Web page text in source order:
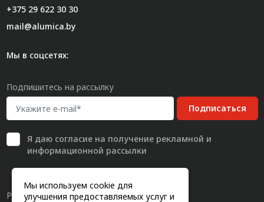
Мы используем cookie для
улучшения предоставляемых услуг и
+375 29 622 30 30
mail@alumica.by
Мы в соцсетях:
Подпишитесь на рассылку
Подписаться
Я даю согласиена получение рекламной и
информационной рассылки
Разработка сайта